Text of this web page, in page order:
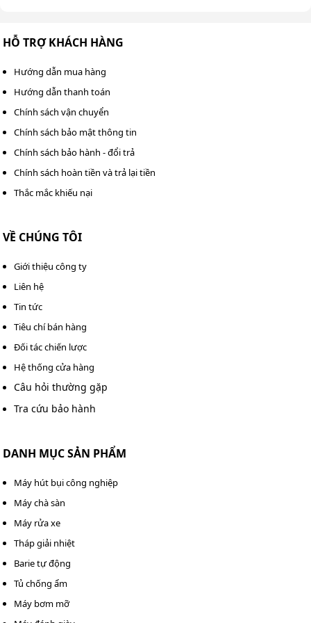
Máy có độ bền cao, tuổi thọ sử dụng lâu dài
thể đáp ứng linh hoạt nhiều nhu cầu sử dụng khác
nhau, từ cấp nước sinh hoạt, tưới tiêu nông nghiệp đến
bơm nước lên hệ thống làm mát, sản x
Máy bơm Teco 1HP HVP340-1.75 20 được sử dụng rộng
HỖ TRỢ KHÁCH HÀNG
Hướng dẫn mua hàng
Hướng dẫn thanh toán
Chính sách vận chuyển
Chính sách bảo mật thông tin
Chính sách bảo hành - đổi trả
Chính sách hoàn tiền và trả lại tiền
Thắc mắc khiếu nại
VỀ CHÚNG TÔI
Giới thiệu công ty
Liên hệ
Tin tức
Tiêu chí bán hàng
Đối tác chiến lược
Hệ thống cửa hàng
Câu hỏi thường gặp
Tra cứu bảo hành
DANH MỤC SẢN PHẨM
Máy hút bụi công nghiệp
Máy chà sàn
Máy rửa xe
Tháp giải nhiệt
Barie tự động
Tủ chống ẩm
Máy bơm mỡ